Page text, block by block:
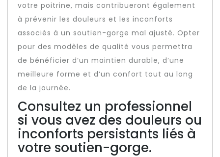
votre poitrine, mais contribueront également
à prévenir les douleurs et les inconforts
associés à un soutien-gorge mal ajusté. Opter
pour des modèles de qualité vous permettra
de bénéficier d’un maintien durable, d’une
meilleure forme et d’un confort tout au long
de la journée.
Consultez un professionnel
si vous avez des douleurs ou
inconforts persistants liés à
votre soutien-gorge.